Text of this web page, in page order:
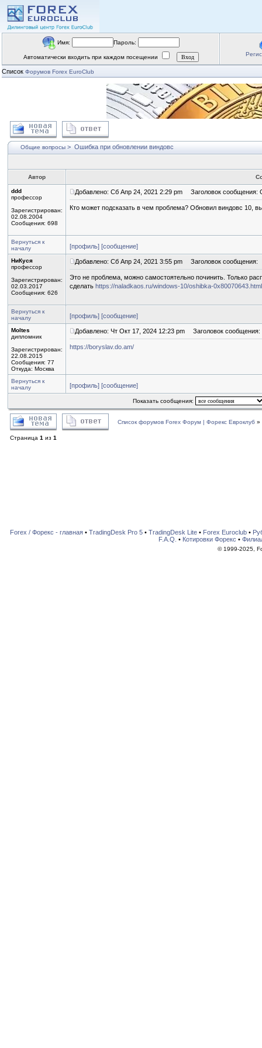
Имя: Пароль:
Автоматически входить при каждом посещении
Список Форумов Forex EuroClub
Общие вопросы > Ошибка при обновлении виндовс
Автор
ddd
профессор
Зарегистрирован:
02.08.2004
Сообщения: 698
Добавлено: Сб Апр 24, 2021 2:29 pm Заголовок сообщения:
Кто может подсказать в чем проблема? Обновил виндовс 10,
Вернуться к
началу
[профиль] [сообщение]
НиКуся
профессор
Зарегистрирован:
02.03.2017
Сообщения: 626
Добавлено: Сб Апр 24, 2021 3:55 pm Заголовок сообщения:
Это не проблема, можно самостоятельно починить. Только
сделать https://naladkaos.ru/windows-10/oshibka-0x80070643.html
Вернуться к
началу
[профиль] [сообщение]
Moltes
дипломник
Зарегистрирован:
22.08.2015
Сообщения: 77
Откуда: Москва
Добавлено: Чт Окт 17, 2024 12:23 pm Заголовок сообщения:
https://boryslav.do.am/
Вернуться к
началу
[профиль] [сообщение]
Показать сообщения:
Список форумов Forex Форум | Форекс Евроклуб »
Страница 1 из 1
Forex / Форекс - главная• TradingDesk Pro 5• TradingDesk Lite• Forex Euroclub•
F.A.Q. • Котировки Форекс •
© 1999-2025,